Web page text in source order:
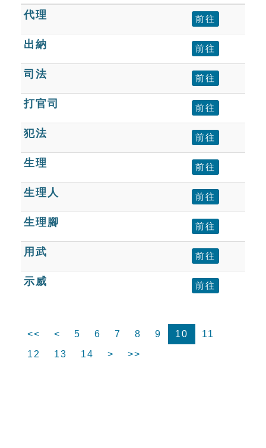
生命大百科索引
遊戲專區
教學應用
貓頭鷹博士
代理 前往
出納 前往
司法 前往
打官司 前往
犯法 前往
生理 前往
生理人 前往
生理腳 前往
用武 前往
示威 前往
<< < 5 6 7 8 9 10
11
12
13 14 > >>